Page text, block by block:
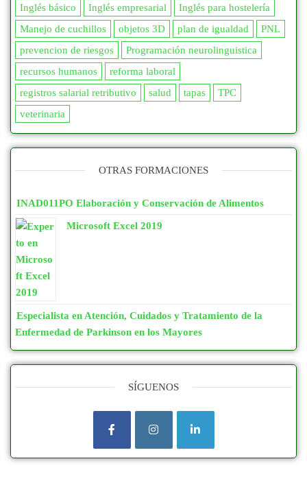
Inglés básico
Inglés empresarial
Inglés para hostelería
Manejo de cuchillos
objetos 3D plan de igualdad
PNL
prevencion de riesgos
Programación neurolinguistica
recursos humanos
reforma laboral
registros salarial retributivo
salud tapas
TPC
veterinaria
OTRAS FORMACIONES
INAD011PO Elaboración y Conservación de Alimentos
Microsoft Excel 2019
Especialista en Atención, Cuidados y Tratamiento de la
Enfermedad de Parkinson en los Mayores
SÍGUENOS